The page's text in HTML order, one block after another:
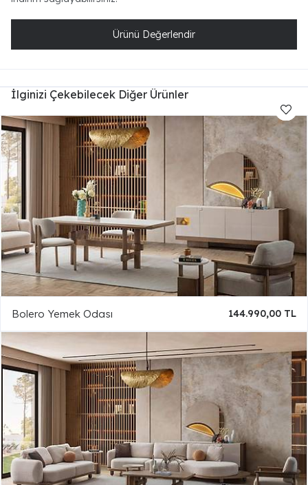
Ürünü Değerlendir
İlginizi Çekebilecek Diğer Ürünler
Bolero Yemek Odası 144.990,00 TL